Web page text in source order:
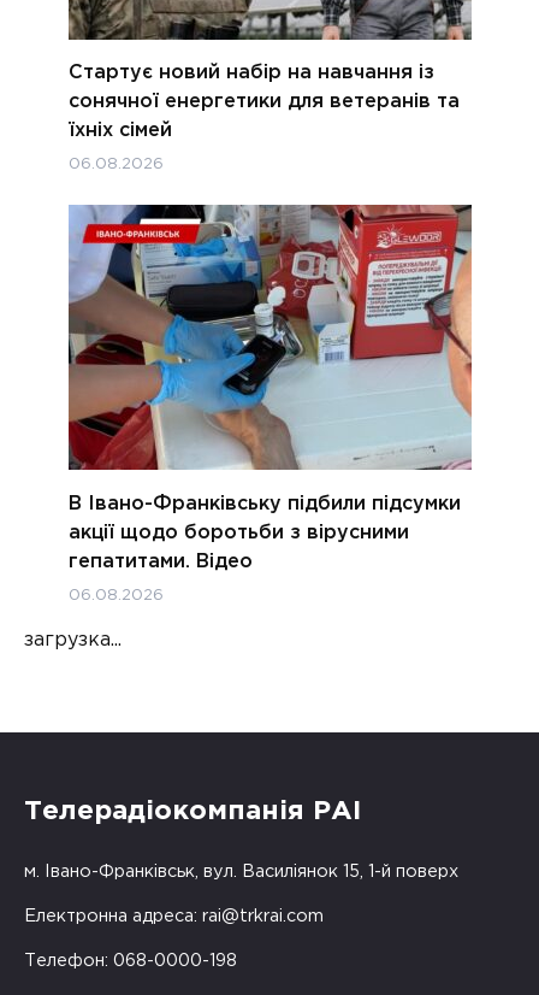
Стартує новий набір на навчання із
сонячної енергетики для ветеранів та
їхніх сімей
06.08.2026
В Івано-Франківську підбили підсумки
акції щодо боротьби з вірусними
гепатитами. Відео
06.08.2026
загрузка...
Телерадіокомпанія РАІ
м. Івано-Франківськ, вул. Василіянок 15, 1-й поверх
Електронна адреса: rai@trkrai.com
Телефон: 068-0000-198